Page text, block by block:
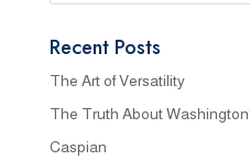
Recent Posts
The Art of Versatility
The Truth About
Caspian